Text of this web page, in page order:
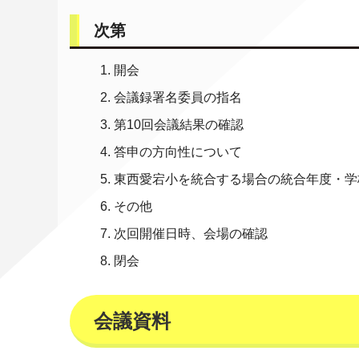
次第
開会
会議録署名委員の指名
第10回会議結果の確認
答申の方向性について
東西愛宕小を統合する場合の統合年度・
その他
次回開催日時、会場の確認
閉会
会議資料